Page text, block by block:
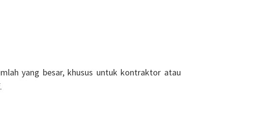
yang besar, khusus untuk kontraktor atau